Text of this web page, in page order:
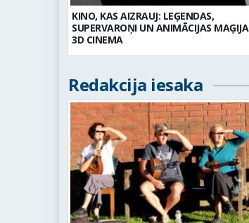
KINO, KAS AIZRAUJ: LEĢENDAS,
SUPERVAROŅI UN ANIMĀCIJAS MAĢIJA
3D CINEMA
Redakcija iesaka